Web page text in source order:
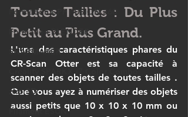
Formation CPF FUSION 360
Formation BLENDER
SNAPMAKER
Creality SPARKX i7 Color Combo
ziro 3D
Filament ESUN
Toutes Tailles : Du Plus
Petit au Plus Grand.
CR-Scan Otter
scanner des objets de toutes tailles .
Que vous ayez à numériser des objets
aussi petits que 10 x 10 x 10 mm ou